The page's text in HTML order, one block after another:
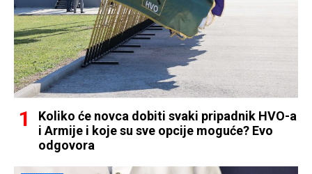
Koliko će novca dobiti svaki pripadnik HVO-a
i Armije i koje su sve opcije moguće? Evo
odgovora